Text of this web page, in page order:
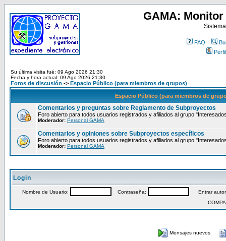
GAMA:
FAQ
Perfil
Su última visita fué: 09 Ago 2026 21:30
Fecha y hora actual: 09 Ago 2026 21:30
Foros de discusión -> Espacio Público (para miembros de grupos)
Espacio Público (para miembros de
Comentarios y preguntas sobre Reglamento de Subproyectos
Foro abierto para todos usuarios registrados y afiliados al grupo
Moderador: Personal GAMA
Comentarios y opiniones sobre Subproyectos específicos
Foro abierto para todos usuarios registrados y afiliados al grupo
Moderador: Personal GAMA
Login
Nombre de Usuario: Contraseña:
Entrar
Mensajes nuevos